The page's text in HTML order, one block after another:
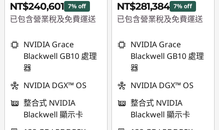
NT$240,601 7% off
已包含營業稅及免費運送
NT$18,199
NVIDIA Grace
Blackwell GB10 處理
器
NVIDIA DGX™ OS
整合式 NVIDIA
Blackwell 顯示卡
NT$281,384 7% off
已包含營業稅及免費運送
NT$21,216
NVIDIA Grace
Blackwell GB10 處理
器
NVIDIA DGX™ OS
整合式 NVIDIA
Blackwell 顯示卡